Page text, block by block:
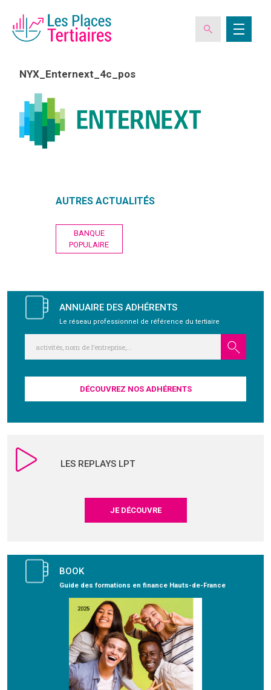
ESPACE ADHÉRENT
EVÉNEMENTS
GRAVITY
NYX_Enternext_4c_pos
AUTRES ACTUALITÉS
Navigation
l’article
BANQUE
POPULAIRE
ANNUAIRE DES ADHÉRENTS
Le réseau professionnel de référence du tertiaire
DÉCOUVREZ NOS ADHÉRENTS
LES REPLAYS LPT
JE DÉCOUVRE
BOOK
Guide des formations en finance Hauts-de-France